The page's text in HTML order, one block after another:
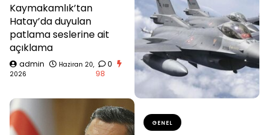
Kaymakamlık’tan
Hatay’da duyulan
patlama seslerine ait
açıklama
admin
Haziran 20,
2026
0
98
GENEL